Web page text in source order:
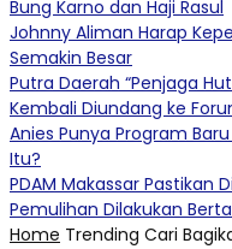
Bung Karno dan Haji Rasul
Johnny Aliman Harap
Semakin Besar
Putra Daerah “Penjaga
Kembali Diundang ke
Anies Punya Program
Itu?
PDAM Makassar Pastikan
Pemulihan Dilakukan
Home Trending Cari